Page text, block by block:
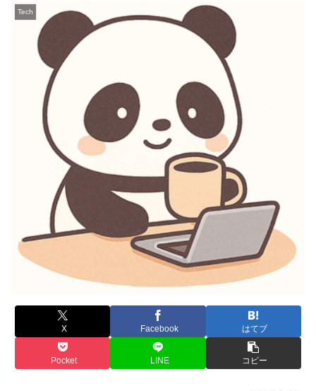
Tech
X Facebook はてブ
Pocket LINE コピー